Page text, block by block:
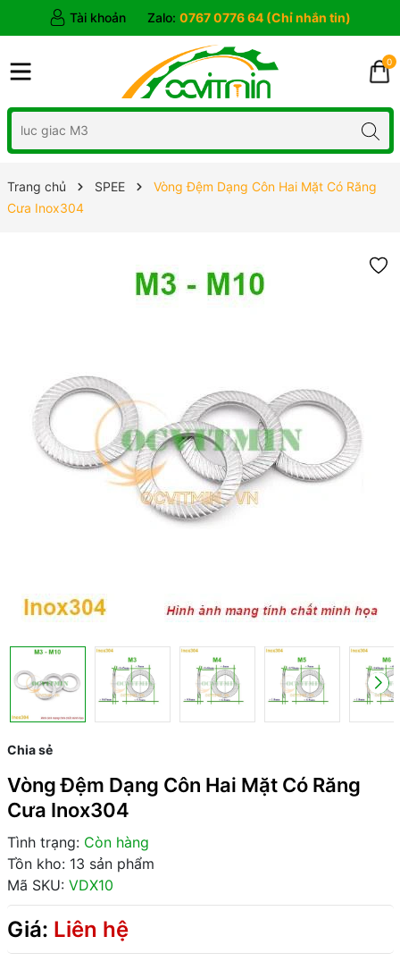
Tài khoản Zalo: 0767 0776 64 (Chỉ nhắn tin)
0
Trang chủ SPEE
Vòng Đệm Dạng Côn Hai Mặt Có Răng
Cưa Inox304
Chia sẻ
Vòng Đệm Dạng Côn Hai Mặt Có Răng
Cưa Inox304
Tình trạng: Còn hàng
Tồn kho: 13 sản phẩm
Mã SKU: VDX10
Giá: Liên hệ